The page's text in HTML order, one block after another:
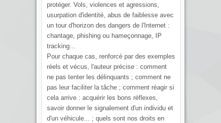
protéger. Vols, violences et agressions,
usurpation d'identité, abus de faiblesse avec
un tour d'horizon des dangers de l'Internet :
chantage, phishing ou hameçonnage, IP
tracking...
Pour chaque cas, renforcé par des exemples
réels et vécus, l'auteur précise : comment
ne pas tenter les délinquants ; comment ne
pas leur faciliter la tâche ; comment réagir si
cela arrive : acquérir les bons réflexes,
savoir donner le signalement d'un individu et
d'un véhicule... ; quels sont nos droits en